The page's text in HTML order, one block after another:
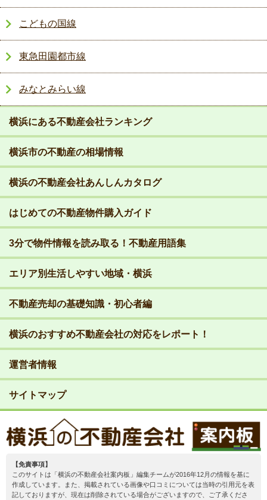
こどもの国線
東急田園都市線
みなとみらい線
【免責事項】
このサイトは「横浜の不動産会社案内板」編集チームが2016年12月の情報を基に
作成しています。また、掲載されている画像や口コミについては当時の引用元を表
記しておりますが、現在は削除されている場合がございますので、ご了承くださ
横浜にある不動産会社ランキング
横浜市の不動産の相場情報
横浜の不動産会社あんしんカタログ
はじめての不動産物件購入ガイド
3分で物件情報を読み取る！不動産用語集
エリア別生活しやすい地域・横浜
不動産売却の基礎知識・初心者編
横浜のおすすめ不動産会社の対応をレポート！
運営者情報
サイトマップ